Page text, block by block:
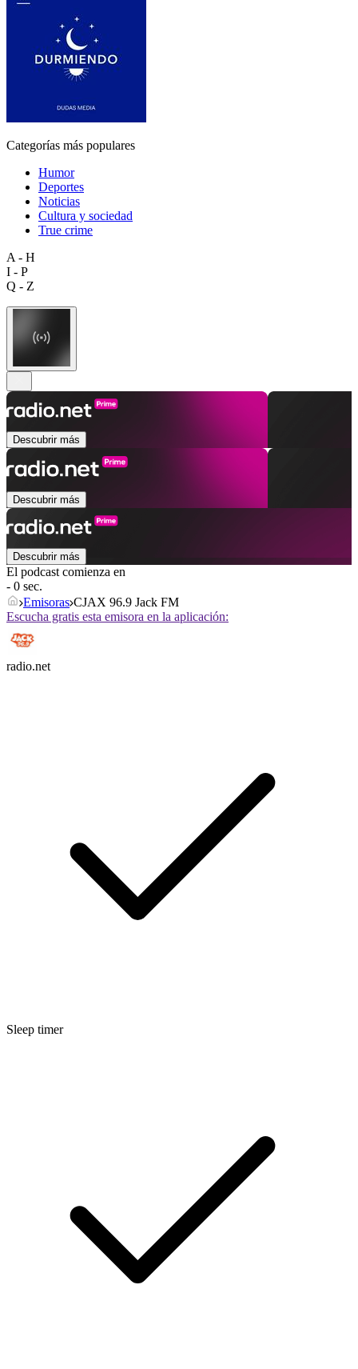
Categorías más populares
Humor
Deportes
Noticias
Cultura y sociedad
True crime
A - H
I - P
Q - Z
Descubrir más
Descubrir más
Descubrir más
El podcast comienza en
- 0 sec.
Emisoras CJAX 96.9 Jack FM
Escucha gratis esta emisora en la aplicación:
radio.net
Sleep timer